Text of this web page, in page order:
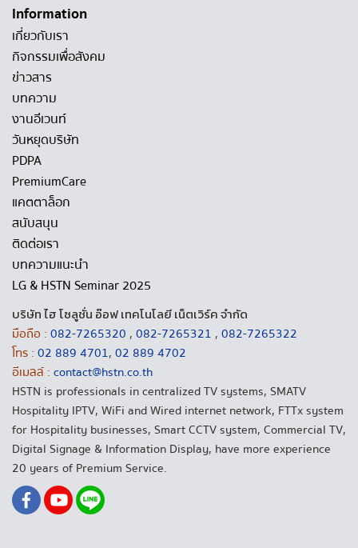
Information
เกี่ยวกับเรา
กิจกรรมเพื่อสังคม
ข่าวสาร
บทความ
งานอีเวนท์
วันหยุดบริษัท
PDPA
PremiumCare
แคตตาล็อก
สนับสนุน
ติดต่อเรา
บทความแนะนำ
LG & HSTN Seminar 2025
บริษัท ไฮ โซลูชั่น อ๊อฟ เทคโนโลยี เน็ตเวิร์ค จำกัด
มือถือ : 082-7265320 , 082-7265321 , 082-7265322
โทร : 02 889 4701, 02 889 4702
อีเมลล์ : contact@hstn.co.th
HSTN is professionals in centralized TV systems, SMATV
Hospitality IPTV, WiFi and Wired internet network, FTTx system
for Hospitality businesses, Smart CCTV system, Commercial TV,
Digital Signage & Information Display, have more experience
20 years of Premium Service.